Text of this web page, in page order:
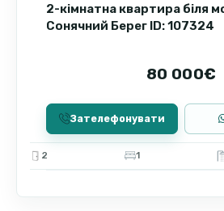
2-кімнатна квартира біля
Сонячний Берег ID: 107324
80 000€
Зателефонувати
2 1